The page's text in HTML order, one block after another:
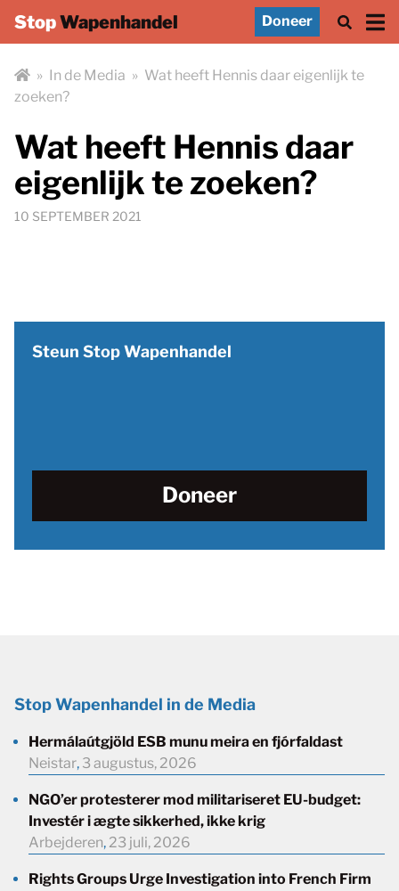
StopWapenhandel Doneer
» In de Media » Wat heeft Hennis daar eigenlijk te
zoeken?
Wat heeft Hennis daar
eigenlijk te zoeken?
10 SEPTEMBER 2021
Steun Stop Wapenhandel
Doneer
Stop Wapenhandel in de Media
Hermálaútgjöld ESB munu meira en fjórfaldast
Neistar, 3 augustus, 2026
NGO’er protesterer mod militariseret EU-budget:
Investér i ægte sikkerhed, ikke krig
Arbejderen, 23 juli, 2026
Rights Groups Urge Investigation into French Firm